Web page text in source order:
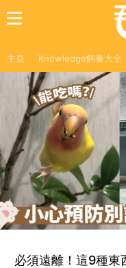
主頁 Knowledge飼養大全
必須遠離！這9種東